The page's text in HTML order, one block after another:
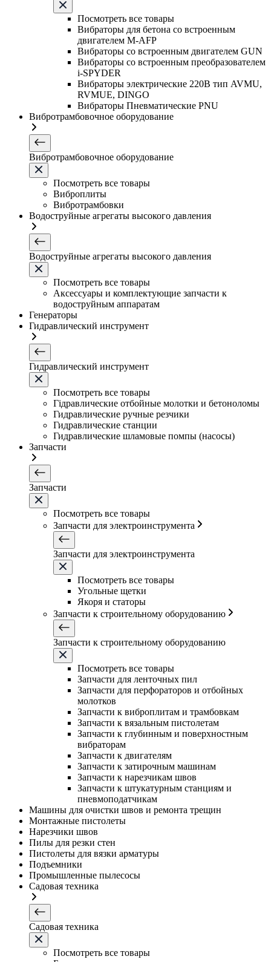
Посмотреть все товары
Вибраторы для бетона со встроенным
двигателем M-AFP
Вибраторы со встроенным двигателем GUN
Вибраторы со встроенным преобразователем
i-SPYDER
Вибраторы электрические 220B тип AVMU,
RVMUE, DINGO
Вибраторы Пневматические PNU
Вибротрамбовочное оборудование
Вибротрамбовочное оборудование
Посмотреть все товары
Виброплиты
Вибротрамбовки
Водоструйные агрегаты высокого давления
Водоструйные агрегаты высокого давления
Посмотреть все товары
Аксессуары и комплектующие запчасти к
водоструйным аппаратам
Генераторы
Гидравлический инструмент
Гидравлический инструмент
Посмотреть все товары
Гідравлические отбойные молотки и бетоноломы
Гидравлические ручные резчики
Гидравлические станции
Гидравлические шламовые помпы (насосы)
Запчасти
Запчасти
Посмотреть все товары
Запчасти для электроинструмента
Запчасти для электроинструмента
Посмотреть все товары
Угольные щетки
Якоря и статоры
Запчасти к строительному оборудованию
Запчасти к строительному оборудованию
Посмотреть все товары
Запчасти для ленточных пил
Запчасти для перфораторов и отбойных
молотков
Запчасти к виброплитам и трамбовкам
Запчасти к вязальным пистолетам
Запчасти к глубинным и поверхностным
вибраторам
Запчасти к двигателям
Запчасти к затирочным машинам
Запчасти к нарезчикам швов
Запчасти к штукатурным станциям и
пневмоподатчикам
Машины для очистки швов и ремонта трещин
Монтажные пистолеты
Нарезчики швов
Пилы для резки стен
Пистолеты для вязки арматуры
Подъемники
Промышленные пылесосы
Садовая техника
Садовая техника
Посмотреть все товары